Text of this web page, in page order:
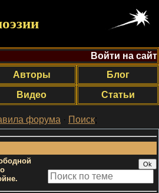
Войти на сайт
Авторы
Блог
Видео Статьи
форума · Поиск;